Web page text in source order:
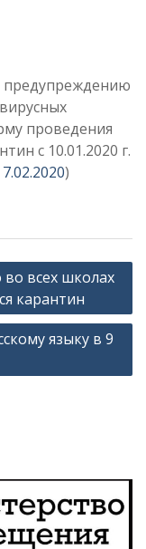
предупреждению
проведения
с 10.01.2020 г.
)
всех школах
карантин
языку в 9